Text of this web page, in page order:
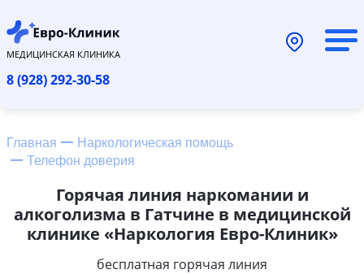
МЕДИЦИНСКАЯ КЛИНИКА
8 (928) 292-30-58
Главная
Наркологическая помощь
Телефон доверия
Горячая линия наркомании и
алкоголизма в Гатчине в медицинской
клинике «Наркология Евро-Клиник»
бесплатная горячая линия